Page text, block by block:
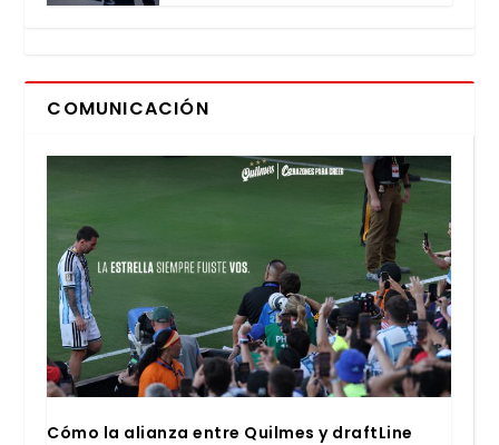
COMUNICACIÓN
Cómo la alian­za entre Quil­mes y draftLi­ne